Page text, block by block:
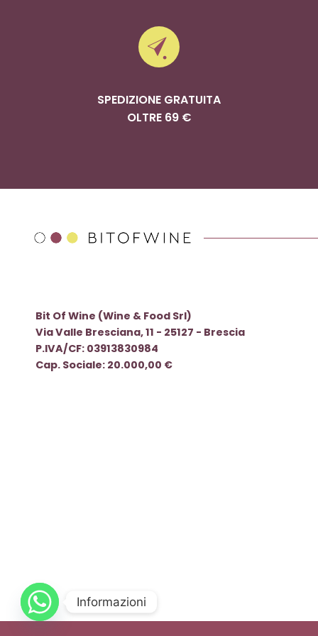
SPEDIZIONE GRATUITA
OLTRE 69 €
Bit Of Wine (Wine & Food Srl)
Via Valle Bresciana, 11 - 25127 - Brescia
P.IVA/CF: 03913830984
Cap. Sociale: 20.000,00 €
Informazioni